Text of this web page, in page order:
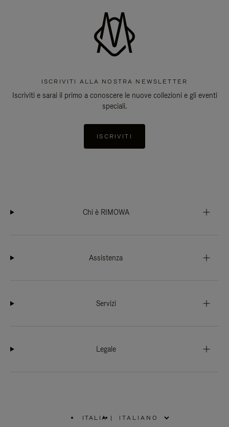
ISCRIVITI ALLA NOSTRA NEWSLETTER
Iscriviti e sarai il primo a conoscere le nuove collezioni e gli eventi
speciali.
ISCRIVITI
Chi è RIMOWA
Assistenza
Servizi
Legale
ITALIA |